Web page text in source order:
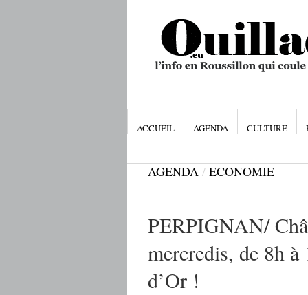
ACCUEIL AGENDA CULTURE
AGENDA / ECONOMIE
PERPIGNAN/
mercredis, de 8h à
d’Or !